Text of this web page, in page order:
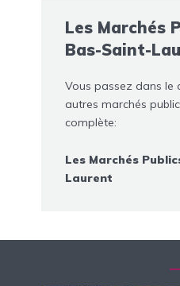
Les Marchés
Bas-Saint-
Vous passez dans le
autres marchés
complète:
Les Marchés
Laurent